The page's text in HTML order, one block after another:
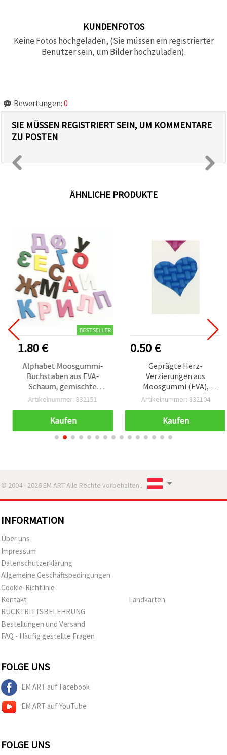
KUNDENFOTOS
Keine Fotos hochgeladen, (Sie müssen ein registrierter
Benutzer sein, um Bilder hochzuladen).
Bewertungen: 0
SIE MÜSSEN REGISTRIERT SEIN, UM KOMMENTARE
ZU POSTEN
ÄHNLICHE PRODUKTE
BESTSELLER
1.80 €
Alphabet Moosgummi-
Buchstaben aus EVA-
Schaum, gemischte
Farben (assortiert), 33–40
Artikelnummer: 832151
Kaufen
0.50 €
Geprägte Herz-
Verzierungen aus
Moosgummi (EVA),
Gemischte Farben,
Artikelnummer: 832104
Kaufen
© 2004 - 2026 EM ART Alle Rechte vorbehalten..
INFORMATION
Über uns
Impressum
Datenschutzerklärung
Allgemeine Geschäftsbedingungen
Cookie-Richtlinie
Kontakt
RÜCKTRITTSBELEHRUNG
Bestellungen und Versand
FAQ - Häufig gestellte Fragen
Landkarten
FOLGE UNS
EM ART auf Facebook
EM ART auf YouTube
FOLGE UNS